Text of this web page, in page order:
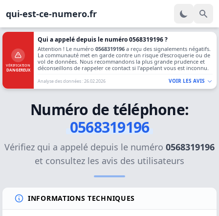
qui-est-ce-numero.fr
VÉRIFICATION
DANGEREUX
Qui a appelé depuis le numéro 0568319196 ?
Attention ! Le numéro 0568319196 a reçu des signalements négatifs.
La communauté met en garde contre un risque d'escroquerie ou de
vol de données. Nous recommandons la plus grande prudence et
déconseillons de rappeler ce contact si l'appelant vous est inconnu.
Analyse des données : 26.02.2026 VOIR LES AVIS
Numéro de téléphone:
0568319196
Vérifiez qui a appelé depuis le numéro 0568319196
et consultez les avis des utilisateurs
INFORMATIONS TECHNIQUES